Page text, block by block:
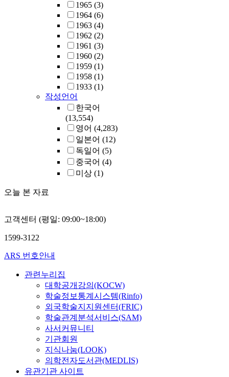
1965 (3)
1964 (6)
1963 (4)
1962 (2)
1961 (3)
1960 (2)
1959 (1)
1958 (1)
1933 (1)
작성언어
한국어
(13,554)
영어 (4,283)
일본어 (12)
독일어 (5)
중국어 (4)
미상 (1)
오늘 본 자료
고객센터 (평일: 09:00~18:00)
1599-3122
ARS 번호안내
관련누리집
대학공개강의(KOCW)
학술정보통계시스템(Rinfo)
외국학술지지원센터(FRIC)
학술관계분석서비스(SAM)
사서커뮤니티
기관회원
지식나눔(LOOK)
의학전자도서관(MEDLIS)
유관기관 사이트